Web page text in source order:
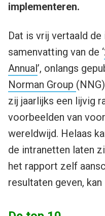
implementeren.
Dat is vrij vertaald
samenvatting van de ‘
Annual’, onlangs
Norman Group
zij jaarlijks een lijvig
voorbeelden van
wereldwijd. Helaas
de intranetten laten
het rapport zelf
resultaten geven, kan